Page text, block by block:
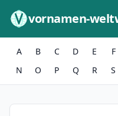
vornamen-
A B C D E F
N
O P Q R S